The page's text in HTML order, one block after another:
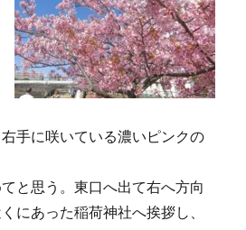
手に咲いている濃いピンクの
と思う。東口へ出て右へ方向
にあった稲荷神社へ挨拶し、